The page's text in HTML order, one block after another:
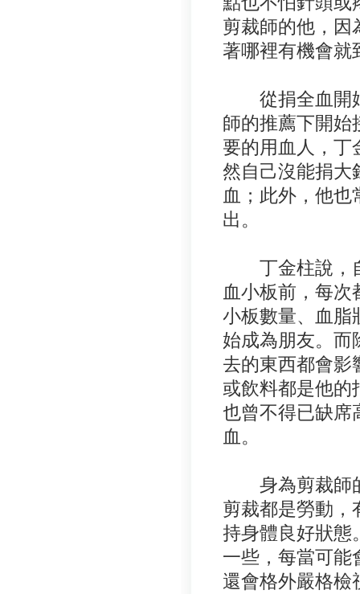
剪裁師的他，因
著哪裡有機會就
從捐全血開始
師的推薦下開始
要的用血人，丁
然自己沒能捐大
血；此外，他
出。
丁金柱說，自
血小板前，每
小板數量、血脂
始成為朋友。而
去的東西都會影
或飲料都是他的
也曾不得已缺席
血。
身為剪裁師的
剪裁都是勞動，
持身體良好狀態
一些，每當可能
還會格外嚴格檢